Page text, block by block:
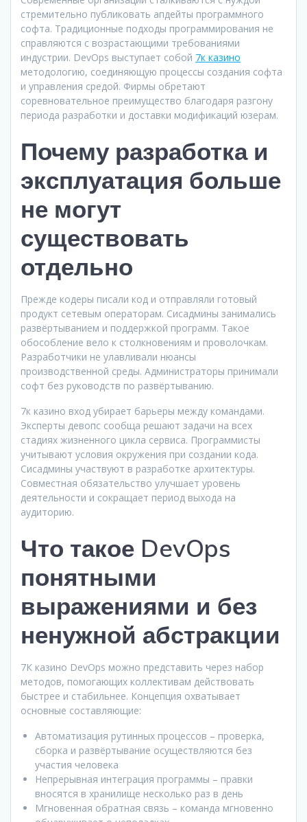
стремительно публиковать апдейты программного
софта. Традиционные подходы программирования не
справляются с возрастающими требованиями
индустрии. DevOps выступает собой 7к казино
методологию, соединяющую процессы создания софта
и управления средой. Фирмы обретают
соревновательное преимущество благодаря разгону
периода разработки и доставки модификаций юзерам.
Почему разработка и
эксплуатация больше
не могут
существовать
отдельно
Прежде кодеры писали код и отправляли готовый
продукт сетевым операторам. Сисадмины занимались
развёртыванием и поддержкой программ. Такое
обособление вело к столкновениям и проволочкам.
Разработчики не улавливали нюансы
производственной среды. Администраторы принимали
софт без руководств по развёртыванию.
7к казино вход убирает барьеры между командами.
Эксперты девопс сообща решают задачи на всех
стадиях жизненного цикла сервиса. Программисты
учитывают условия окружения при создании кода.
Сисадмины участвуют в разработке архитектуры.
Совместная обязательство улучшает уровень
деятельности и сокращает период выхода на
аудиторию.
Что такое DevOps
понятными
выражениями и без
ненужной абстракции
7К казино DevOps можно представить через набор
методов, помогающих коллективам действовать
быстрее и стабильнее. Концепция охватывает
основные составляющие:
Автоматизация рутинных процессов – проверка,
сборка и развёртывание осуществляются без
участия человека
Непрерывная интеграция программы – правки
вносятся в хранилище несколько раз в день
Мгновенная обратная связь – команда мгновенно